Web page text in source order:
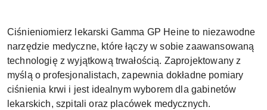
Ciśnieniomierz lekarski Gamma GP Heine to niezawodne
narzędzie medyczne, które łączy w sobie zaawansowaną
technologię z wyjątkową trwałością. Zaprojektowany z
myślą o profesjonalistach, zapewnia dokładne pomiary
ciśnienia krwi i jest idealnym wyborem dla gabinetów
lekarskich, szpitali oraz placówek medycznych.